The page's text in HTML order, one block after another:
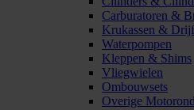
Carburatoren &
Krukassen &
Waterpompen
Kleppen & Shims
Vliegwielen
Ombouwsets
Overige